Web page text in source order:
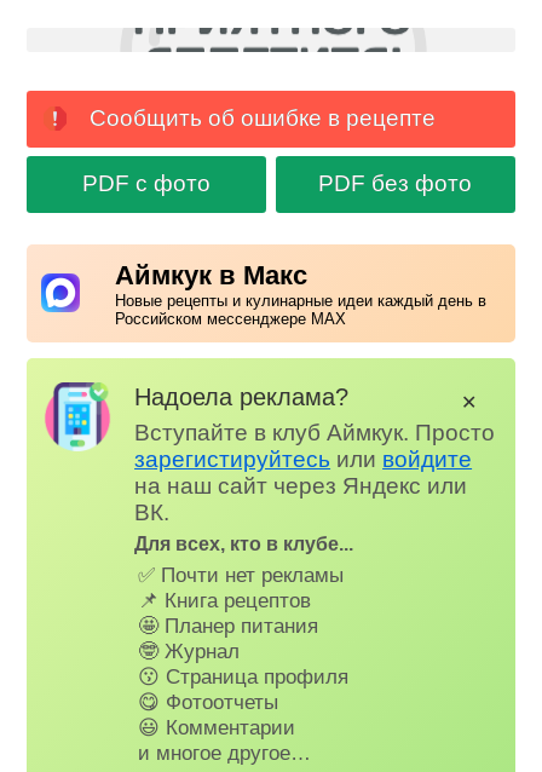
Сообщить об ошибке в рецепте
PDF с фото PDF без фото
Аймкук в Макс
Новые рецепты и кулинарные идеи каждый день в
Российском мессенджере MAX
Надоела реклама?
Вступайте в клуб Аймкук. Просто
зарегистируйтесь или войдите
на наш сайт через Яндекс или
ВК.
Для всех, кто в клубе...
✅ Почти нет рекламы
📌 Книга рецептов
🤩 Планер питания
🤓 Журнал
😗 Страница профиля
😋 Фотоотчеты
😃 Комментарии
и многое другое…
✕